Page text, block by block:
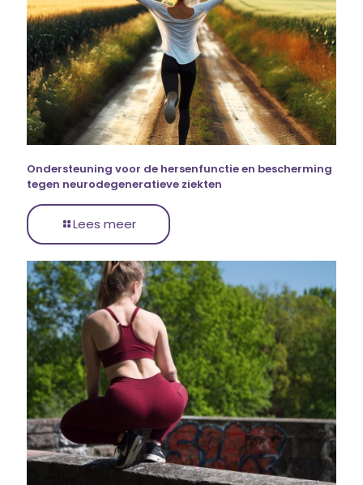
Ondersteuning voor de hersenfunctie en bescherming
tegen neurodegeneratieve ziekten
Lees meer